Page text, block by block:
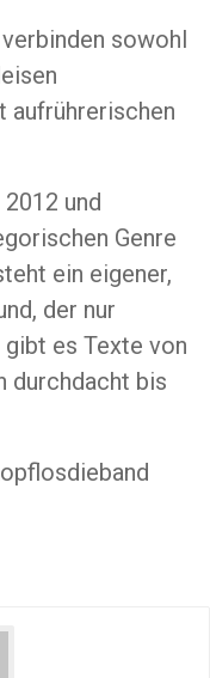
sowohl
aufrührerischen
und
Genre
ein eigener,
der nur
es Texte von
durchdacht bis